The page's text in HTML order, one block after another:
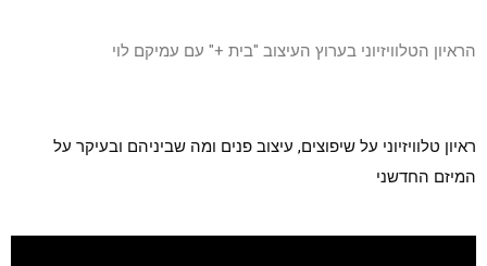
הראיון הטלוויזיוני בערוץ העיצוב "בית +" עם עמיקם לוי
המיזם החדשני